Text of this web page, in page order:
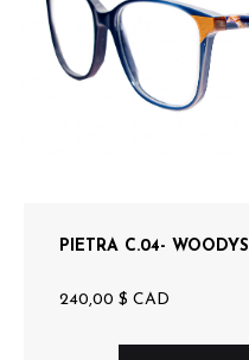
PIETRA C.04- WOODYS
240,00 $ CAD